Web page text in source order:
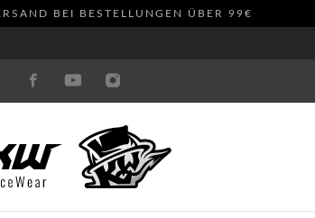
BEI BESTELLUNGEN ÜBER 99€